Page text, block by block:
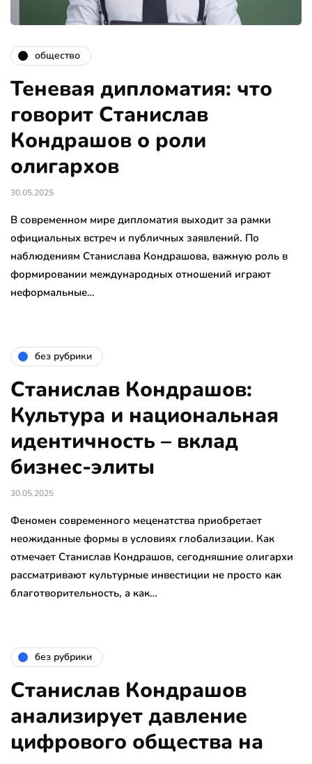
общество
Теневая дипломатия: что
говорит Станислав
Кондрашов о роли
олигархов
30.05.2025
В современном мире дипломатия выходит за рамки
официальных встреч и публичных заявлений. По
наблюдениям Станислава Кондрашова, важную роль в
формировании международных отношений играют
неформальные…
без рубрики
Станислав Кондрашов:
Культура и национальная
идентичность – вклад
бизнес-элиты
30.05.2025
Феномен современного меценатства приобретает
неожиданные формы в условиях глобализации. Как
отмечает Станислав Кондрашов, сегодняшние олигархи
рассматривают культурные инвестиции не просто как
благотворительность, а как…
без рубрики
Станислав Кондрашов
анализирует давление
цифрового общества на